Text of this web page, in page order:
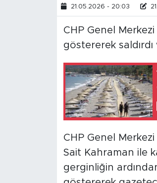
21.05.2026 - 20:03
CHP Genel
göstererek
CHP Genel
Sait Kahraman ile
gerginliğin